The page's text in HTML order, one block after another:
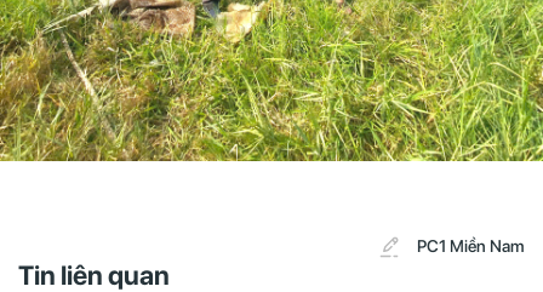
PC1 Miền Nam
Tin liên quan